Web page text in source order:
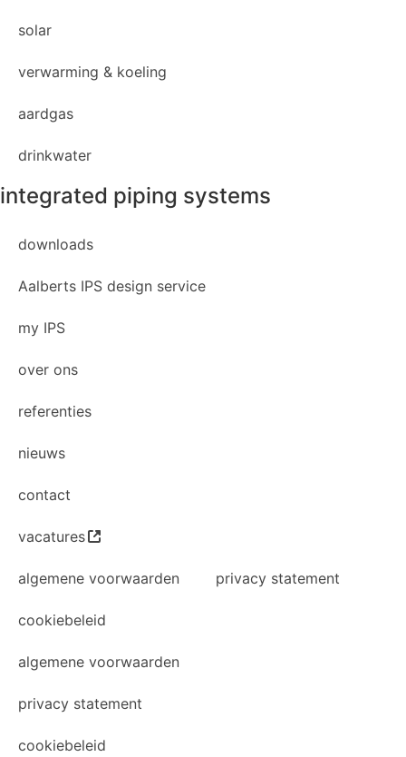
solar
verwarming & koeling
aardgas
drinkwater
integrated piping systems
downloads
Aalberts IPS design service
my IPS
over ons
referenties
nieuws
contact
vacatures
algemene voorwaarden privacy statement
cookiebeleid
algemene voorwaarden
privacy statement
cookiebeleid